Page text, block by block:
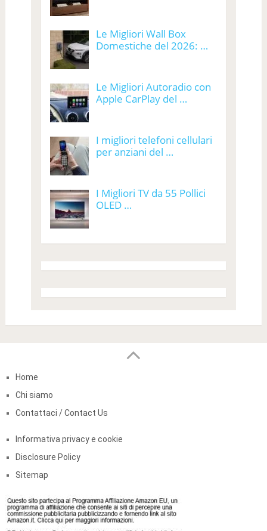
Le Migliori Wall Box
Domestiche del 2026: …
Le Migliori Autoradio con
Apple CarPlay del …
I migliori telefoni cellulari
per anziani del …
I Migliori TV da 55 Pollici
OLED …
Home
Chi siamo
Contattaci / Contact Us
Informativa privacy e cookie
Disclosure Policy
Sitemap